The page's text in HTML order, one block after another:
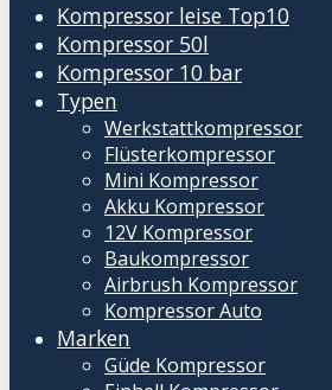
Kompressor leise Top10
Kompressor 50l
Kompressor 10 bar
Typen
Werkstattkompressor
Flüsterkompressor
Mini Kompressor
Akku Kompressor
12V Kompressor
Baukompressor
Airbrush Kompressor
Kompressor Auto
Marken
Güde Kompressor